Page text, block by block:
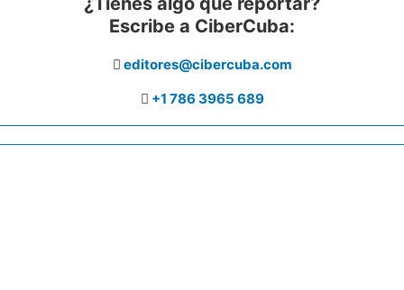
Escribe a CiberCuba:
editores@cibercuba.com
+1 786 3965 689